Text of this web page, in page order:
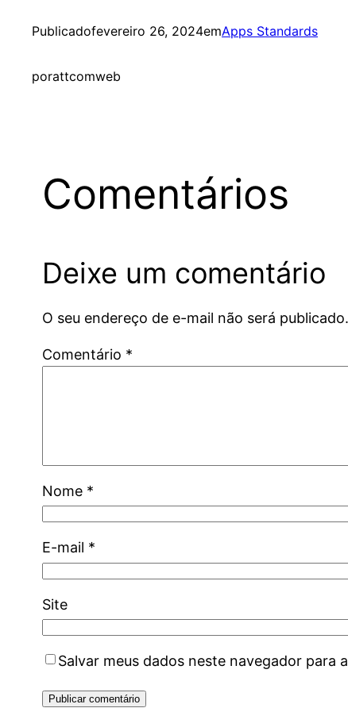
Publicadofevereiro 26, 2024emApps Standards
porattcomweb
Comentários
Deixe um comentário
O seu endereço de e-mail não será publicado.
Comentário *
Nome *
E-mail *
Site
Salvar meus dados neste navegador para